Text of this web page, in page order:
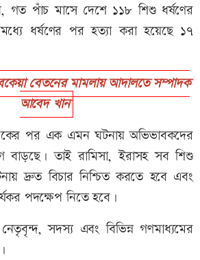
গত পাঁচ মাসে দেশে ১১৮ শিশু ধর্ষণের
ধর্ষণের পর হত্যা করা হয়েছে ১৭
বেতনের মামলায় আদালতে সম্পাদক
আবেদ খান
পর এক এমন ঘটনায় অভিভাবকদের
বাড়ছে। তাই রামিসা, ইরাসহ সব শিশু
দ্রুত বিচার নিশ্চিত করতে হবে এবং
পদক্ষেপ নিতে হবে।
সদস্য এবং বিভিন্ন গণমাধ্যমের